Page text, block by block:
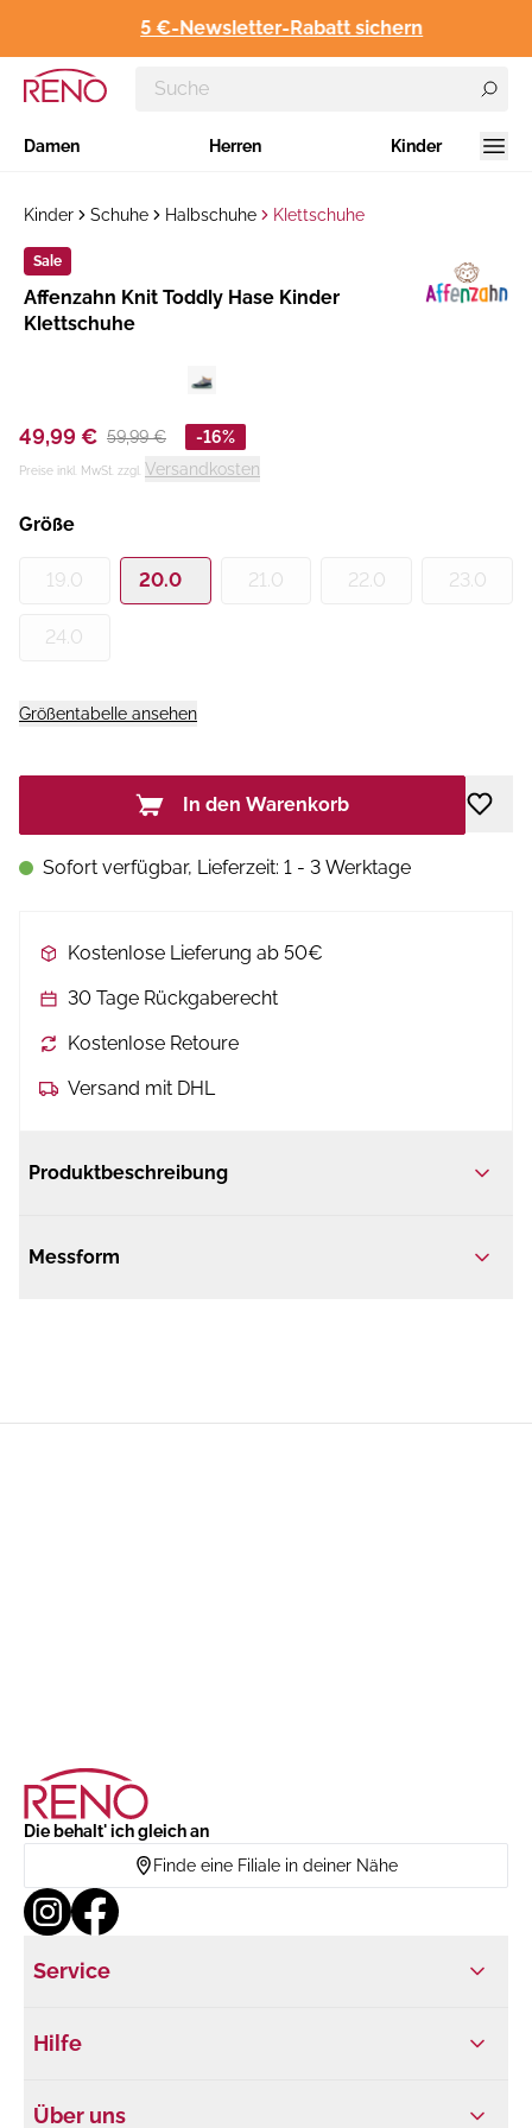
5 €-Newsletter-Rabatt sichern
Damen Herren Kinder
Kinder Schuhe Halbschuhe Klettschuhe
Sale
Hersteller:
Affenzahn Knit Toddly Hase Kinder
Klettschuhe
49,99 € 59,99 € -16%
Preise inkl. MwSt. zzgl. Versandkosten
Größe
19.0 20.0 21.0 22.0 23.0
24.0
Größentabelle ansehen
In den Warenkorb
Sofort verfügbar, Lieferzeit: 1 - 3 Werktage
Kostenlose Lieferung ab 50€
30 Tage Rückgaberecht
Kostenlose Retoure
Versand mit DHL
Produktbeschreibung
Messform
Die behalt' ich gleich an
Finde eine Filiale in deiner Nähe
Service
Hilfe
Über uns